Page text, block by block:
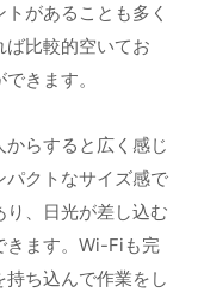
があることも多く
比較的空いてお
きます。
らすると広く感じ
パクトなサイズ感で
、日光が差し込む
きます。Wi-Fiも完
ち込んで作業をし